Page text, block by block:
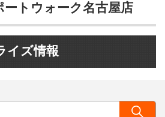
トウォーク名古屋店
イズ情報